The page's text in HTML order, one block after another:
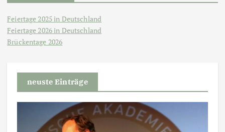
Feiertage 2025 in Deutschland
Feiertage 2026 in Deutschland
Brückentage 2026
neuste Einträge